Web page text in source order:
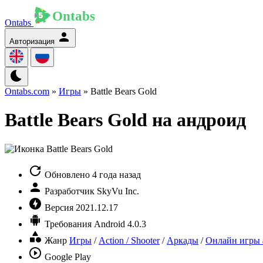
Ontabs
Авторизация
Ontabs.com » Игры » Battle Bears Gold
Battle Bears Gold на андроид
Обновлено 4 года назад
Разработчик SkyVu Inc.
Версия 2021.12.17
Требования Android 4.0.3
Жанр Игры / Action / Shooter/ Аркады /Онлайн игры
Google Play